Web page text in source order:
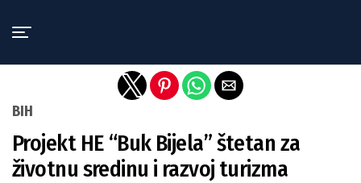
BIH
Projekt HE “Buk Bijela” štetan za
životnu sredinu i razvoj turizma